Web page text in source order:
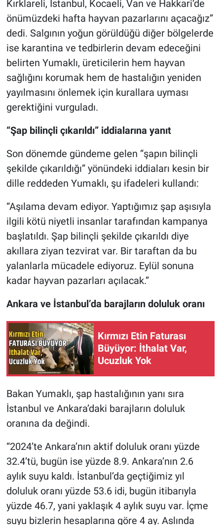
Kırklareli, İstanbul, Kocaeli, Van ve Hakkari’de
önümüzdeki hafta hayvan pazarlarını açacağız”
dedi. Salgının yoğun görüldüğü diğer bölgelerde
ise karantina ve tedbirlerin devam edeceğini
belirten Yumaklı, üreticilerin hem hayvan
sağlığını korumak hem de hastalığın yeniden
yayılmasını önlemek için kurallara uyması
gerektiğini vurguladı.
“Şap bilinçli çıkarıldı” iddialarına yanıt
Son dönemde gündeme gelen “şapın bilinçli
şekilde çıkarıldığı” yönündeki iddiaları kesin bir
dille reddeden Yumaklı, şu ifadeleri kullandı:
“Aşılama devam ediyor. Yaptığımız şap aşısıyla
ilgili kötü niyetli insanlar tarafından kampanya
başlatıldı. Şap bilinçli şekilde çıkarıldı diye
akıllara ziyan tezvirat var. Bir taraftan da bu
yalanlarla mücadele ediyoruz. Eylül sonuna
kadar hayvan pazarları açılacak.”
Ankara ve İstanbul’da barajların doluluk oranı
Kırmızı Etin Faturası
Büyüyor: İthalat Var,
Ucuzluk Yok
Bakan Yumaklı, şap hastalığının yanı sıra
İstanbul ve Ankara’daki barajların doluluk
oranına da değindi.
“2024’te Ankara’nın aktif doluluk oranı yüzde
32.4’tü, bugün ise yüzde 8.9. Ankara’nın 2.6
aylık suyu kaldı. İstanbul’da geçtiğimiz yıl
doluluk oranı yüzde 53.6 idi, bugün itibarıyla
yüzde 46.7, yani yaklaşık 4 aylık suyu var. İçme
suyu bizlerin hesaplarına göre 4 ay. Aslında